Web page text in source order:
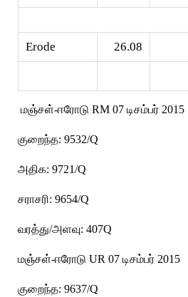
Erode 26.08
மஞ்சள்-ஈரோடு RM 07 டிசம்பர் 2015
குறைந்த: 9532/Q
அதிக: 9721/Q
சராசரி: 9654/Q
வரத்து/அளவு: 407Q
மஞ்சள்-ஈரோடு UR 07 டிசம்பர் 2015
குறைந்த: 9637/Q